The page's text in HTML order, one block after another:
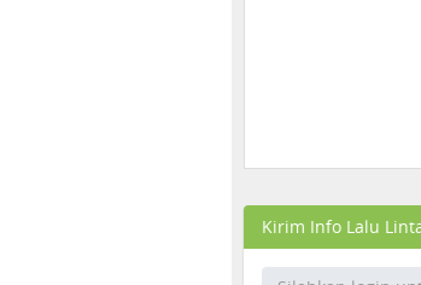
Kirim Info Lalu